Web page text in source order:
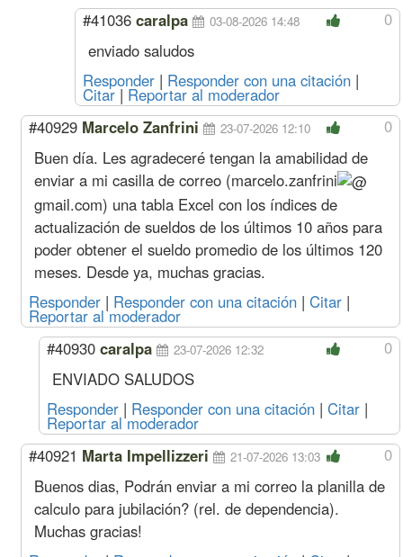
0
#41036 caralpa 03-08-2026 14:48
enviado saludos
Responder | Responder con una citación |
Citar | Reportar al moderador
0
#40929 Marcelo Zanfrini 23-07-2026 12:10
Buen día. Les agradeceré tengan la amabilidad de
enviar a mi casilla de correo (marcelo.zanfrini
gmail.com) una tabla Excel con los índices de
actualización de sueldos de los últimos 10 años para
poder obtener el sueldo promedio de los últimos 120
meses. Desde ya, muchas gracias.
Responder | Responder con una citación | Citar |
Reportar al moderador
0
#40930 caralpa 23-07-2026 12:32
ENVIADO SALUDOS
Responder | Responder con una citación | Citar |
Reportar al moderador
0
#40921 Marta Impellizzeri 21-07-2026 13:03
Buenos dias, Podrán enviar a mi correo la planilla de
calculo para jubilación? (rel. de dependencia).
Muchas gracias!